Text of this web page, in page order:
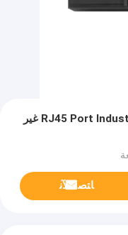
2 RJ45 Port Industrial Ethernet Switch Poe ، IP40 غير
ﺎﺘﺼﻟ ﺍﻶﻧ